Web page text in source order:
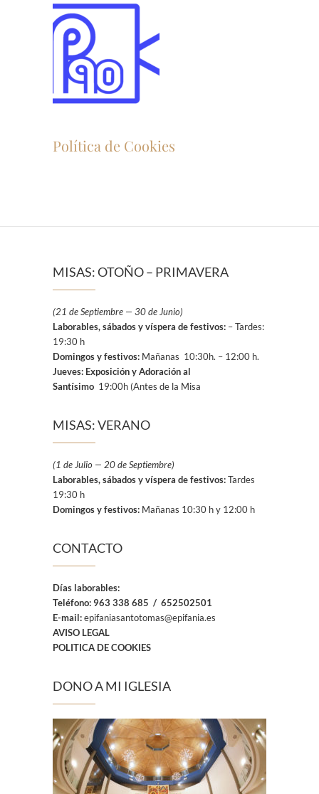
Política de Cookies
MISAS: OTOÑO – PRIMAVERA
(21 de Septiembre — 30 de Junio)
Laborables, sábados y víspera de festivos: – Tardes:
19:30 h
Domingos y festivos: Mañanas 10:30h. – 12:00 h.
Jueves: Exposición y Adoración al
Santísimo 19:00h (Antes de la Misa
MISAS: VERANO
(1 de Julio — 20 de Septiembre)
Laborables, sábados y víspera de festivos:Tardes
19:30 h
Domingos y festivos: Mañanas 10:30 h y 12:00 h
CONTACTO
Días laborables:
Teléfono: 963 338 685 / 652502501
E-mail:epifaniasantotomas@epifania.es
AVISO LEGAL
POLITICA DE COOKIES
DONO A MI IGLESIA